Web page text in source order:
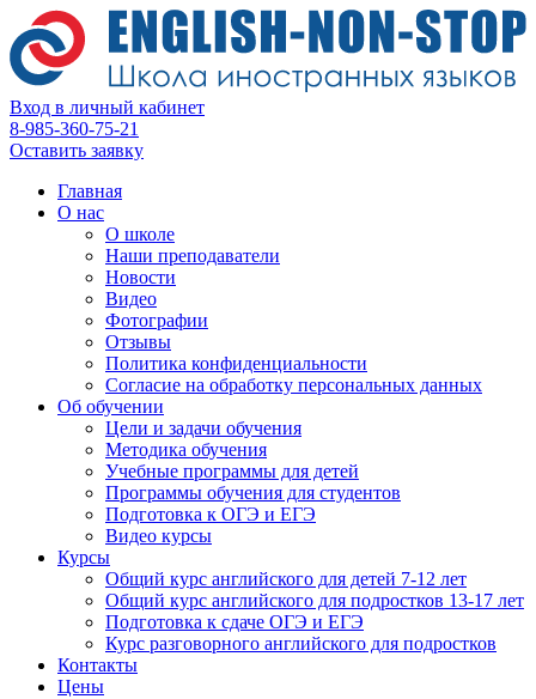
Вход в личный кабинет
8-985-360-75-21
Оставить заявку
Главная
О нас
О школе
Наши преподаватели
Новости
Видео
Фотографии
Отзывы
Политика конфиденциальности
Согласие на обработку персональных данных
Об обучении
Цели и задачи обучения
Методика обучения
Учебные программы для детей
Программы обучения для студентов
Подготовка к ОГЭ и ЕГЭ
Видео курсы
Курсы
Общий курс английского для детей 7-12 лет
Общий курс английского для подростков 13-17 лет
Подготовка к сдаче ОГЭ и ЕГЭ
Курс разговорного английского для подростков
Контакты
Цены